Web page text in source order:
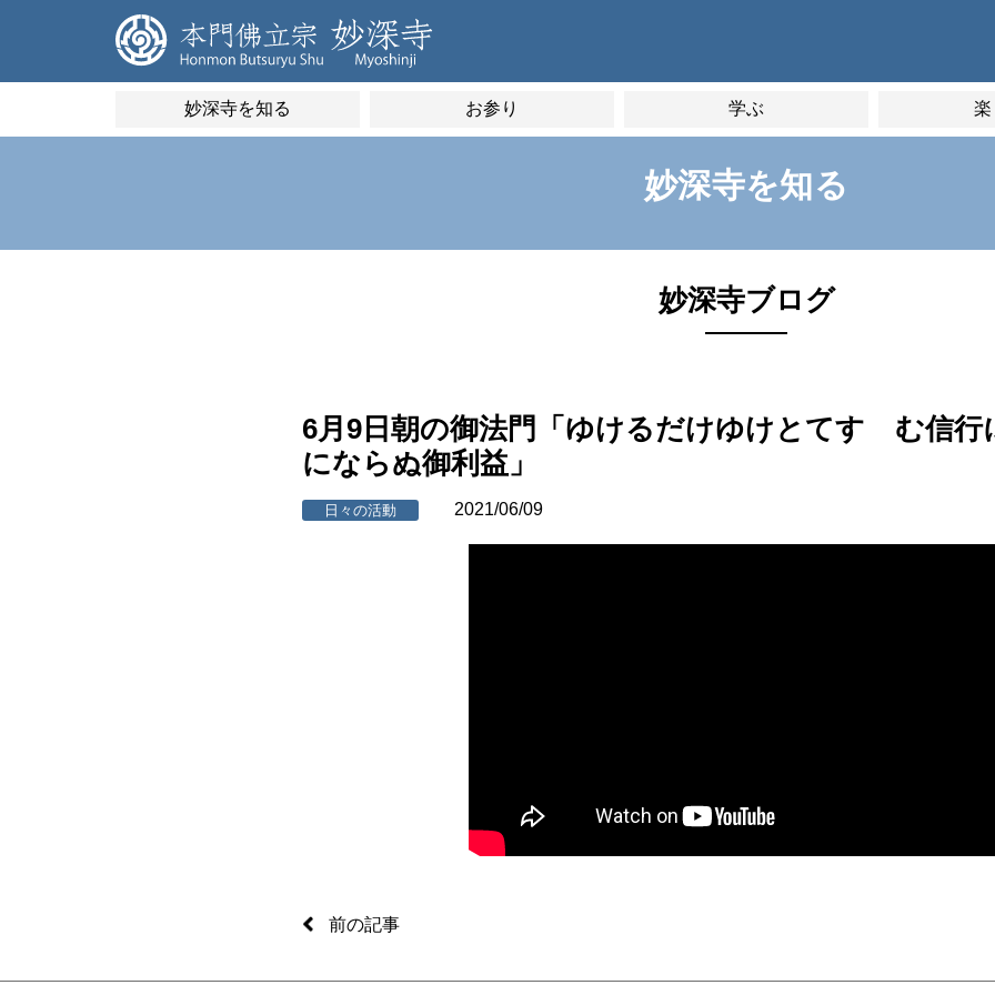
妙深寺を知る お参り 学ぶ
妙深寺を知る
妙深寺ブログ
6月9日朝の御法門「ゆけるだけゆけとてすゝむ信
にならぬ御利益」
日々の活動 2021/06/09
前の記事